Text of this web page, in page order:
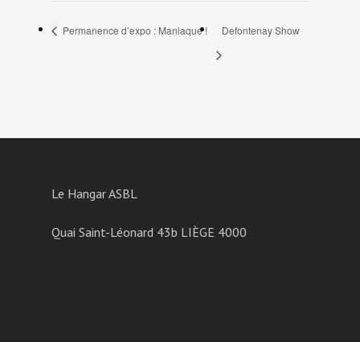
Permanence d’expo : Maniaque ! Defontenay Show
Le Hangar ASBL
Quai Saint-Léonard 43b LIÈGE 4000